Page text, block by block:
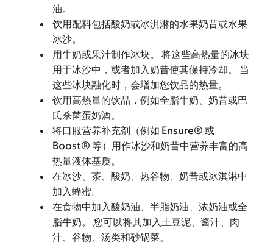
油。
饮用配料包括酸奶或冰淇淋的水果奶昔或水果
冰沙。
用牛奶或果汁制作冰块。 将这些高热量的冰块
用于冰沙中，或者加入奶昔使其保持冷却。 当
这些冰块融化时，会增加您饮品的热量。
饮用高热量的饮品，例如全脂牛奶、奶昔或巴
氏杀菌蛋奶酒。
将口服营养补充剂（例如 Ensure® 或
Boost® 等）用作冰沙和奶昔中营养丰富的高
热量液体基质。
在冰沙、茶、酸奶、热谷物、奶昔或冰淇淋中
加入蜂蜜。
在食物中加入酸奶油、半脂奶油、浓奶油或全
脂牛奶。 您可以将其加入土豆泥、酱汁、肉
汁、谷物、汤类和砂锅菜。